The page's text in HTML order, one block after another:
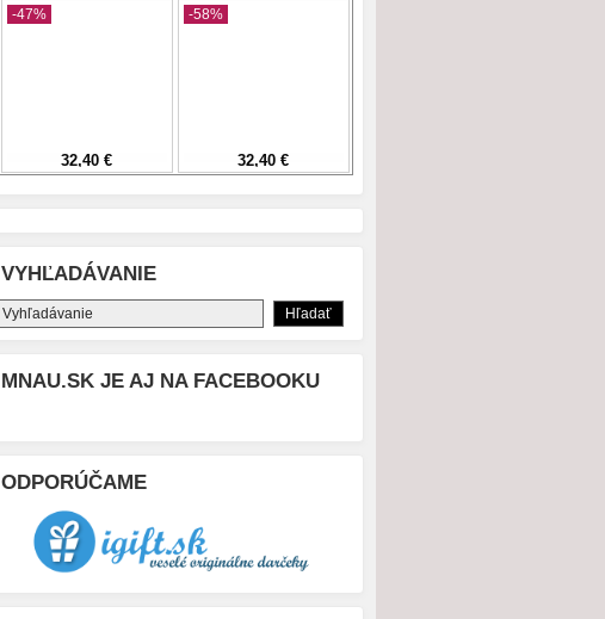
VYHĽADÁVANIE
MNAU.SK JE AJ NA FACEBOOKU
ODPORÚČAME